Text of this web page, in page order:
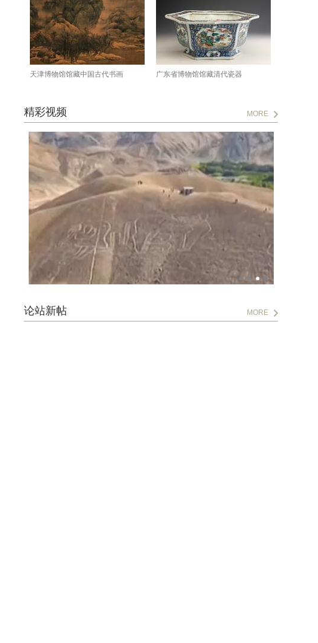
天津博物馆馆藏中国古代书画 广东省博物馆馆藏清代瓷器
精彩视频 MORE
论站新帖 MORE